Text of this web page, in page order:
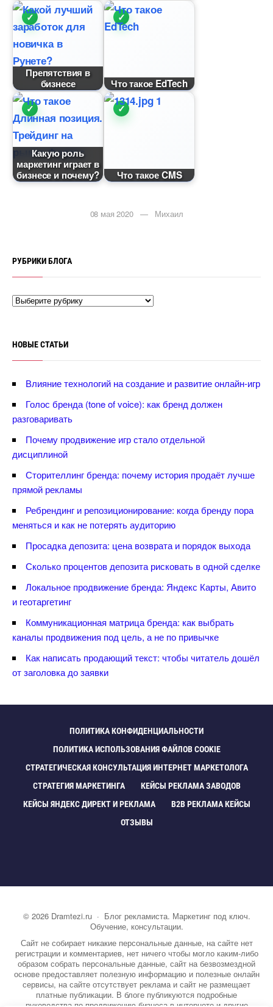
Препятствия
изнесе
Что такое EdTech
Какую роль
маркетинг играет
изнесе и почему?
Что такое CMS
08 мая 2020 — Михаил
РУБРИКИ БЛОГА
НОВЫЕ СТАТЬИ
лияние технологий на создание и развитие онлайн-игр
Голос бренда (tone of voice): как бренд должен
разговаривать
Почему продвижение игр стало отдельной
дисциплиной
Сторителлинг бренда: почему история продаёт лучше
прямой рекламы
Ребрендинг и репозиционирование: когда бренду пора
меняться и как не потерять аудиторию
Просадка депозита: цена возврата и порядок выхода
Сколько процентов депозита рисковать в одной сделке
Локальное продвижение бренда: Яндекс Карты, Авито
и геотаргетин
Коммуникационная матрица бренда: как выбрать
каналы продвижения под цель, а не по привычке
Как написать продающий текст: чтобы читатель дошёл
от заголовка до заявки
ПОЛИТИКА КОНФИДЕНЦИАЛЬНОСТИ
ПОЛИТИКА ИСПОЛЬЗОВАНИЯ ФАЙЛОВ COOKIE
СТРАТЕГИЧЕСКАЯ КОНСУЛЬТАЦИЯ ИНТЕРНЕТ МАРКЕТОЛОГА
СТРАТЕГИЯ МАРКЕТИНГА
КЕЙСЫ РЕКЛАМА ЗАВОДО
КЕЙСЫ ЯНДЕКС ДИРЕКТ И РЕКЛАМА
B2B РЕКЛАМА КЕЙСЫ
ОТЗЫВЫ
© 2026 Dramtezi.ru· Блог рекламиста. Маркетинг под ключ.
Обучение, консультации.
Сайт не собирает никакие персональные данные, на сайте нет
регистрации и комментариев, нет ничего чтобы могло каким-либо
образом собрать персональные данные, сайт на безвозмездной
основе предоставляет полезную информацию и полезные онлайн
сервисы, на сайте отсутствует реклама и сайт не размещает
платные публикации. В блоге публикуются подробные